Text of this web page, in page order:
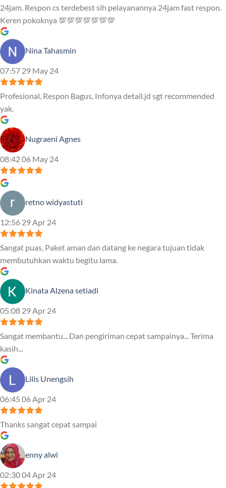
24jam. Respon cs terdebest sih pelayanannya 24jam fast respon.
Keren pokoknya 💯💯💯💯💯💯💯
Nina Tahasmin
07:57 29 May 24
Profesional, Respon Bagus, Infonya detail.jd sgt recommended
yak.
Nugraeni Agnes
08:42 06 May 24
retno widyastuti
12:56 29 Apr 24
Sangat puas, Paket aman dan datang ke negara tujuan tidak
membutuhkan waktu begitu lama.
Kinata Alzena setiadi
05:08 29 Apr 24
Sangat membantu... Dan pengiriman cepat sampainya... Terima
kasih...
Lilis Unengsih
06:45 06 Apr 24
Thanks sangat cepat sampai
enny alwi
02:30 04 Apr 24